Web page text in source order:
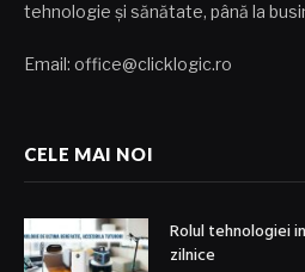
tehnologie și sănătate, până la
Email: office@clicklogic.ro
CELE MAI NOI
Rolul tehnologiei
zilnice